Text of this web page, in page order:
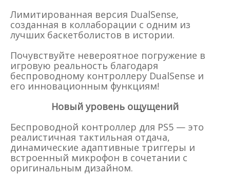
Лимитированная версия DualSense,
созданная в коллаборации с одним из
лучших баскетболистов в истории.
Почувствуйте невероятное погружение в
игровую реальность благодаря
беспроводному контроллеру DualSense и
его инновационным функциям!
Новый уровень ощущений
Беспроводной контроллер для PS5 — это
реалистичная тактильная отдача,
динамические адаптивные триггеры и
встроенный микрофон в сочетании с
оригинальным дизайном.